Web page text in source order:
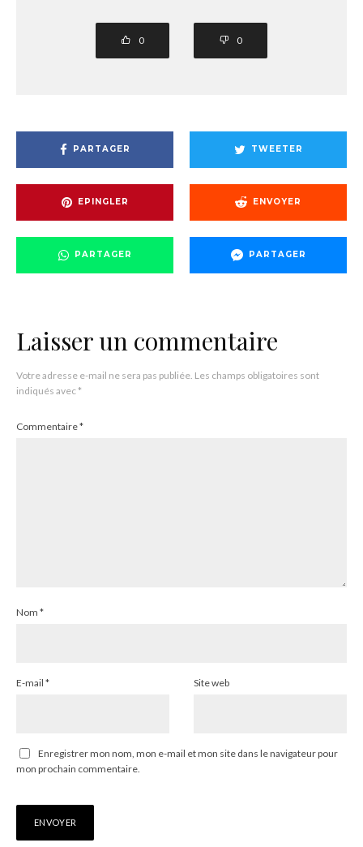
0 0
PARTAGER TWEETER
EPINGLER ENVOYER
PARTAGER PARTAGER
Laisser un commentaire
Votre adresse e-mail ne sera pas publiée. Les champs obligatoires sont
indiqués avec*
Commentaire*
Nom *
E-mail * Site web
Enregistrer mon nom, mon e-mail et mon site dans le navigateur pour
mon prochain commentaire.